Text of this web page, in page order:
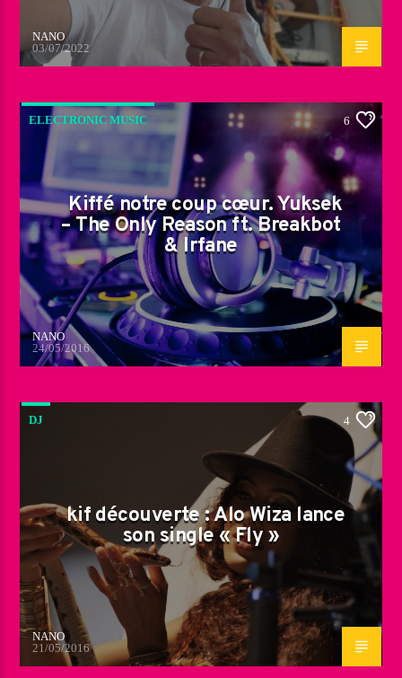
NANO
03/07/2022
ELECTRONIC MUSIC 6
Kiffé notre coup cœur. Yuksek
– The Only Reason ft. Breakbot
& Irfane
NANO
24/05/2016
DJ 4
kif découverte : Alo Wiza lance
son single « Fly »
NANO
21/05/2016